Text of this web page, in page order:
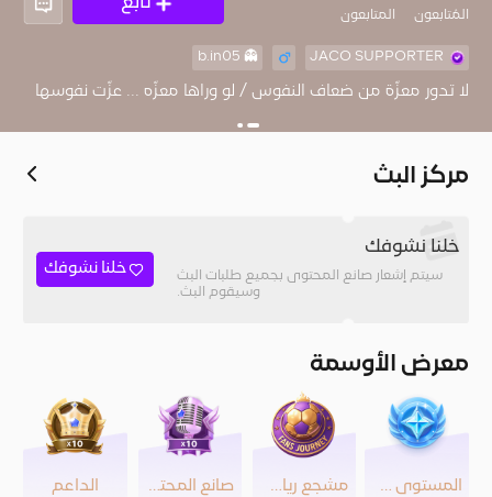
المُتابعون المتابعون
JACO SUPPORTER
👻 b.in05
‏لا تدور معزّة من ضعاف النفوس / لو وراها معزّه ... عزّت نفوسها
مركز البث
خلنا نشوفك
سيتم إشعار صانع المحتوى بجميع طلبات البث
وسيقوم البث.
خلنا نشوفك
معرض الأوسمة
المستوى 45 مشجع رياضي صانع المحتوى الداعم